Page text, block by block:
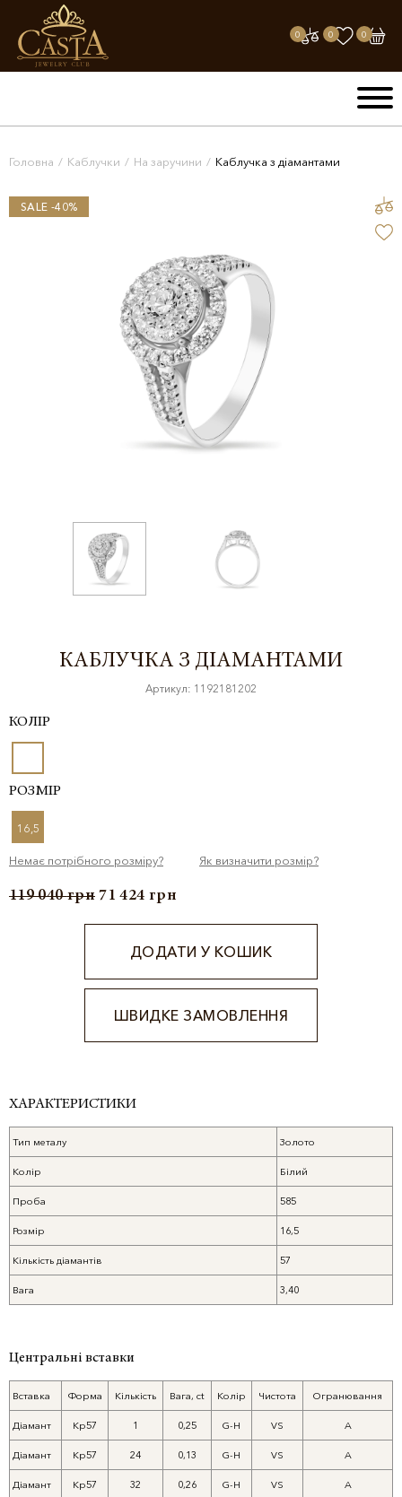
0 0 0
Головна / Каблучки / На заручини / Каблучка з діамантами
SALE -40%
КАБЛУЧКА З ДІАМАНТАМИ
Артикул: 1192181202
КОЛІР
РОЗМІР
16,5
Немає потрібного розміру? Як визначити розмір?
119 040грн 71 424 грн
ДОДАТИ У КОШИК
ШВИДКЕ ЗАМОВЛЕННЯ
ХАРАКТЕРИСТИКИ
Тип металу Золото
Колір Білий
Проба 585
Розмір 16,5
Кількість діамантів 57
Вага 3,40
Центральні вставки
Вставка Форма Кількість Вага, ct Колір Чистота Огранювання
Діамант Кр57 1 0,25 G-H VS A
Діамант Кр57 24 0,13 G-H VS A
Діамант Кр57 32 0,26 G-H VS A